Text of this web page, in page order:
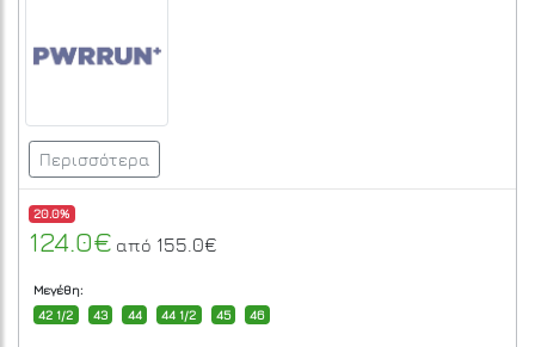
Περισσότερα
20.0%
124.0€ από 155.0€
Μεγέθη:
42 1/2
43 44 44 1/2 45 46